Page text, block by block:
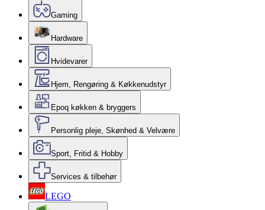
Gaming
Hardware
Hvidevarer
Hjem, Rengøring & Køkkenudstyr
Epoq køkken & bryggers
Personlig pleje, Skønhed & Velvære
Sport, Fritid & Hobby
Services & tilbehør
LEGO